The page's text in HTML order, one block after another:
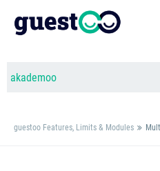
guestoo Features, Limits & Modules